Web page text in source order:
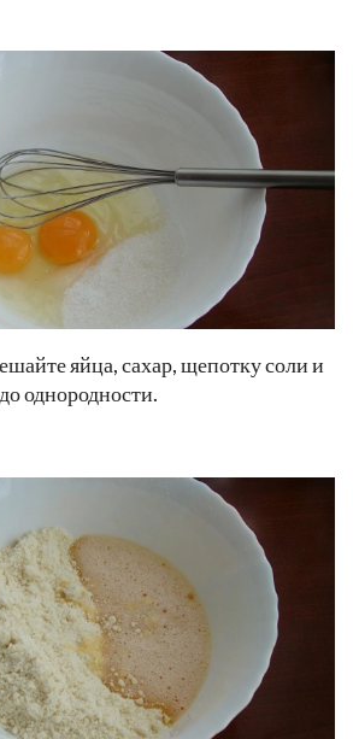
яйца, сахар, щепотку соли и
однородности.